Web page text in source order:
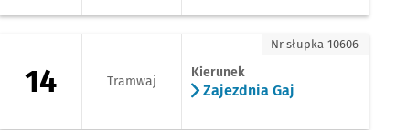
14 Tramwaj
Kierunek
Zajezdnia Gaj
Nr słupka 10606